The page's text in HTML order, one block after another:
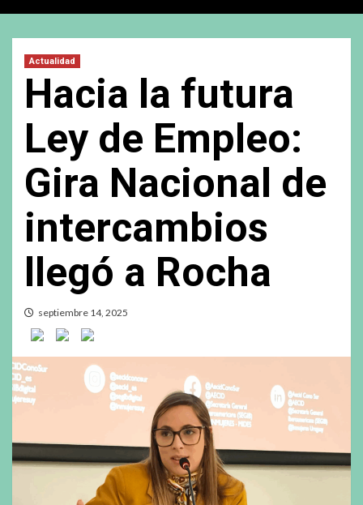
Actualidad
Hacia la futura
Ley de Empleo:
Gira Nacional de
intercambios
llegó a Rocha
septiembre 14, 2025